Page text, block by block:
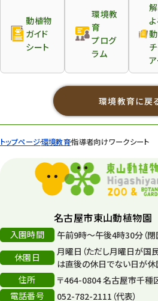
トップページ環境教育指導者向けワークシート
動植物
ガイド
シート
環境教
育
プログ
ラム
環境教育に戻
名古屋市東山動植物園
入園時間
午前9時～午後4時30分（閉
休園日
月曜日（ただし月曜日が国
は直後の休日でない日が休
住所
〒464-0804 名古屋市千種
電話番号
052-782-2111（代表）